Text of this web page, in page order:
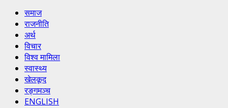
समाज
राजनीति
अर्थ
विचार
विश्व मामिला
स्वास्थ्य
खेलकूद
रङ्गमञ्च
ENGLISH